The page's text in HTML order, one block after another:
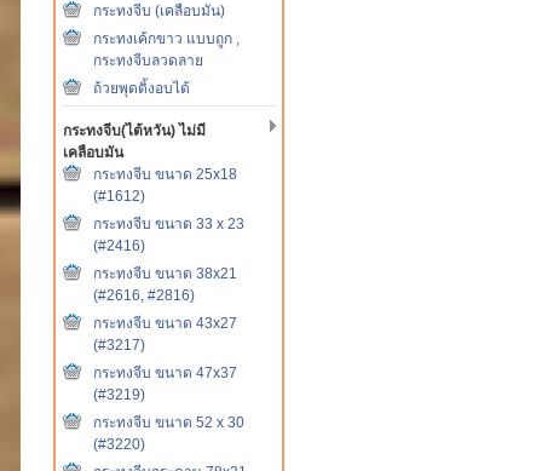
กระทงจีบ (เคลือบมัน)
กระทงเค้กขาว แบบถูก ,
กระทงจีบลวดลาย
ถ้วยพุดดิ้งอบได้
กระทงจีบ(ไต้หวัน) ไม่มี
เคลือบมัน
กระทงจีบ ขนาด 25x18
(#1612)
กระทงจีบ ขนาด 33 x 23
(#2416)
กระทงจีบ ขนาด 38x21
(#2616, #2816)
กระทงจีบ ขนาด 43x27
(#3217)
กระทงจีบ ขนาด 47x37
(#3219)
กระทงจีบ ขนาด 52 x 30
(#3220)